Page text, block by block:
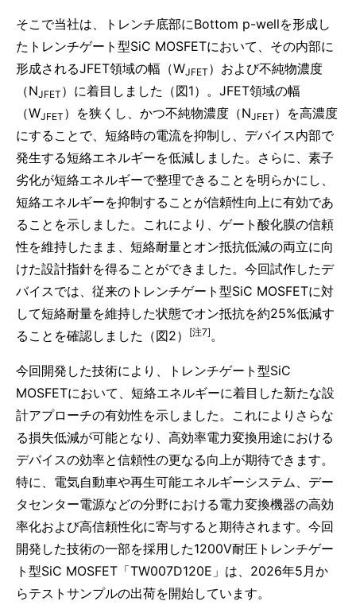
そこで当社は、トレンチ底部にBottom p-wellを形成し
たトレンチゲート型SiC MOSFETにおいて、その内部に
形成されるJFET領域の幅（WJFET ）および不純物濃度
（NJFET ）に着目しました（図1）。JFET領域の幅
（WJFET ）を狭くし、かつ不純物濃度（NJFET ）を高濃度
にすることで、短絡時の電流を抑制し、デバイス内部で
発生する短絡エネルギーを低減しました。さらに、素子
劣化が短絡エネルギーで整理できることを明らかにし、
短絡エネルギーを抑制することが信頼性向上に有効であ
ることを示しました。これにより、ゲート酸化膜の信頼
性を維持したまま、短絡耐量とオン抵抗低減の両立に向
けた設計指針を得ることができました。今回試作したデ
バイスでは、従来のトレンチゲート型SiC MOSFETに対
して短絡耐量を維持した状態でオン抵抗を約25%低減す
ることを確認しました（図2）
[注7]。
今回開発した技術により、トレンチゲート型SiC
MOSFETにおいて、短絡エネルギーに着目した新たな設
計アプローチの有効性を示しました。これによりさらな
る損失低減が可能となり、高効率電力変換用途における
デバイスの効率と信頼性の更なる向上が期待できます。
特に、電気自動車や再生可能エネルギーシステム、デー
タセンター電源などの分野における電力変換機器の高効
率化および高信頼性化に寄与すると期待されます。今回
開発した技術の一部を採用した1200V耐圧トレンチゲー
ト型SiC MOSFET「TW007D120E」は、2026年5月か
らテストサンプルの出荷を開始しています。